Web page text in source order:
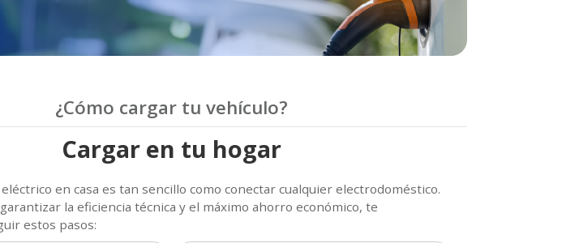
¿Cómo cargar tu vehículo?
Cargar en tu hogar
en casa es tan sencillo como conectar cualquier electrodoméstico.
la eficiencia técnica y el máximo ahorro económico, te
estos pasos: